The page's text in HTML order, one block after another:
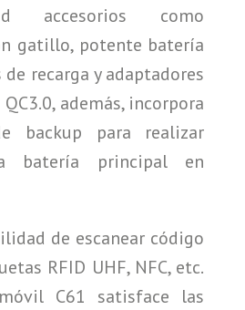
accesorios como
gatillo, potente batería
recarga y adaptadores
además, incorpora
backup para realizar
batería principal en
de escanear código
RFID UHF, NFC, etc.
C61 satisface las